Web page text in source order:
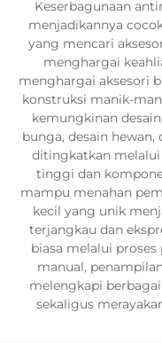
Keserbagunaan
menjadikannya
yang mencari
menghargai
menghargai aksesori
konstruksi manik-
kemungkinan
bunga, desain
ditingkatkan
tinggi dan
mampu menahan
kecil yang unik
terjangkau dan
biasa melalui
manual,
melengkapi
sekaligus